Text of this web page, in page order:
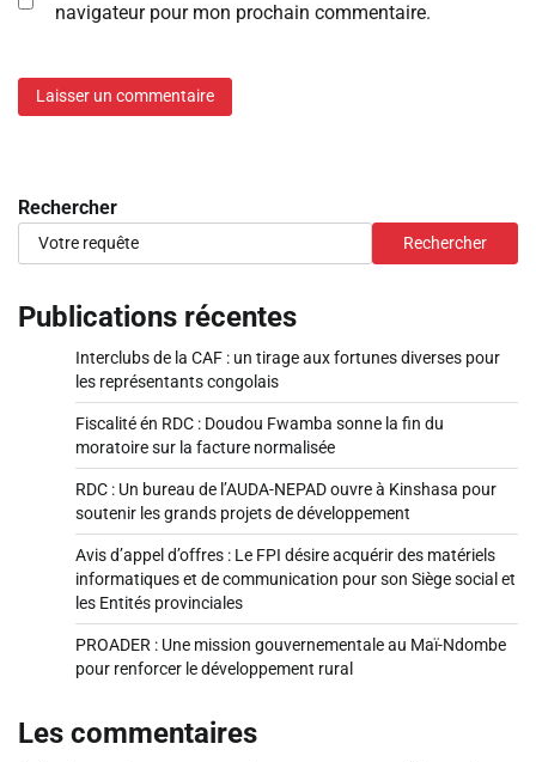
navigateur pour mon prochain commentaire.
Rechercher
Rechercher
Publications récentes
Interclubs de la CAF : un tirage aux fortunes diverses pour
les représentants congolais
Fiscalité én RDC : Doudou Fwamba sonne la fin du
moratoire sur la facture normalisée
RDC : Un bureau de l’AUDA-NEPAD ouvre à Kinshasa pour
soutenir les grands projets de développement
Avis d’appel d’offres : Le FPI désire acquérir des matériels
informatiques et de communication pour son Siège social et
les Entités provinciales
PROADER : Une mission gouvernementale au Maï-Ndombe
pour renforcer le développement rural
Les commentaires